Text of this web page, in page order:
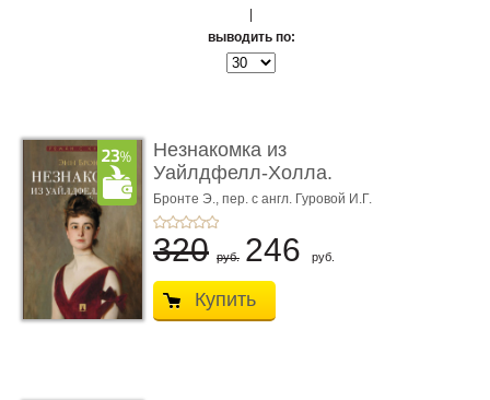
выводить по:
Незнакомка из
Уайлдфелл-Холла.
Роман (Серия «Р� ...
Бронте Э., пер. с англ. Гуровой И.Г.
320 руб. 246 руб.
Купить